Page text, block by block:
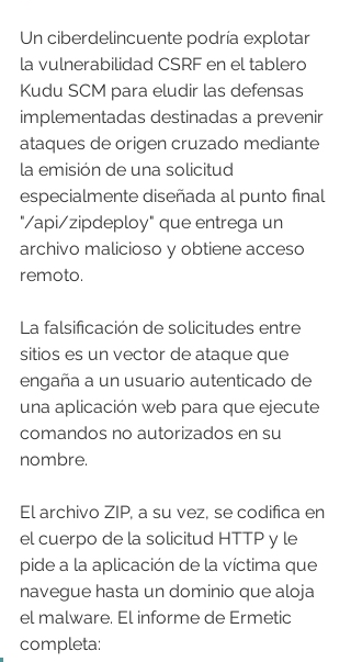
Un ciberdelincuente podría explotar
la vulnerabilidad CSRF en el tablero
Kudu SCM para eludir las defensas
implementadas destinadas a prevenir
ataques de origen cruzado mediante
la emisión de una solicitud
especialmente diseñada al punto final
"/api/zipdeploy" que entrega un
archivo malicioso y obtiene acceso
remoto.
La falsificación de solicitudes entre
sitios es un vector de ataque que
engaña a un usuario autenticado de
una aplicación web para que ejecute
comandos no autorizados en su
nombre.
El archivo ZIP, a su vez, se codifica en
el cuerpo de la solicitud HTTP y le
pide a la aplicación de la víctima que
navegue hasta un dominio que aloja
el malware. El informe de Ermetic
completa: